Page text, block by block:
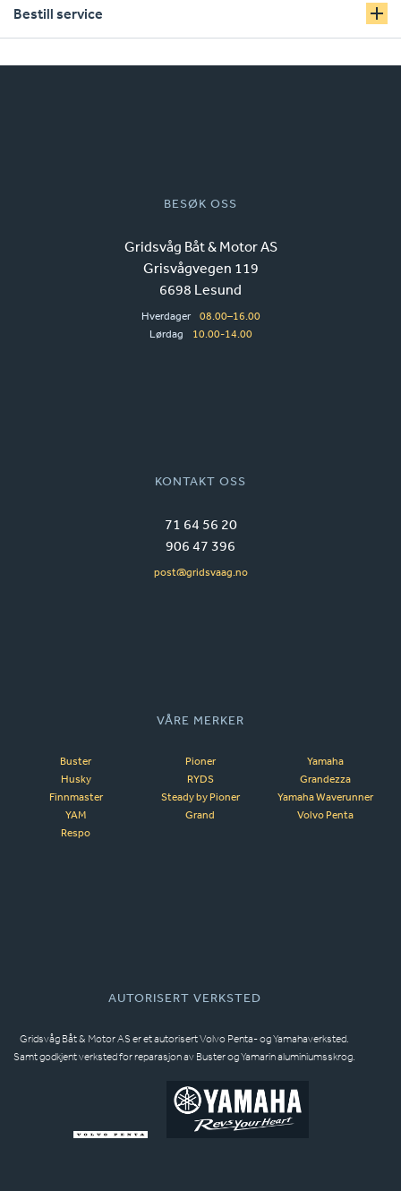
Bestill service
BESØK OSS
Gridsvåg Båt & Motor AS
Grisvågvegen 119
6698 Lesund
Hverdager
08.00–16.00
Lørdag
10.00-14.00
KONTAKT OSS
71 64 56 20
906 47 396
post@gridsvaag.no
VÅRE MERKER
Buster Pioner
Yamaha
Husky
RYDS
Grandezza
Finnmaster
Steady by Pioner
Yamaha Waverunner
YAM
Grand
Volvo Penta
Respo
AUTORISERT VERKSTED
Gridsvåg Båt & Motor AS er et autorisert Volvo Penta- og Yamahaverksted.
Samt godkjent verksted for reparasjon av Buster og Yamarin aluminiumsskrog.